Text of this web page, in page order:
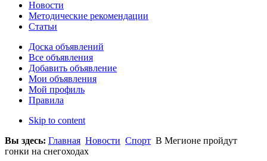
Новости
Методические рекомендации
Статьи
Доска объявлений
Все объявления
Добавить объявление
Мои объявления
Мой профиль
Правила
Skip to content
Вы здесь: Главная Новости Спорт В Мегионе пройдут
гонки на снегоходах